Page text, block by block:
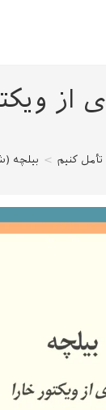
از
تأمل کنیم > بیلچه